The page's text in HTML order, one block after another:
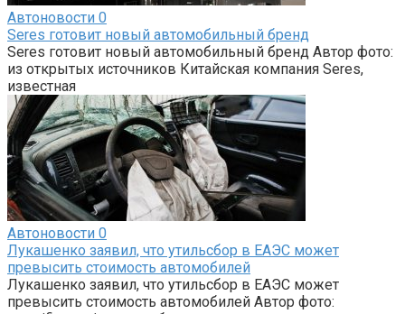
Автоновости 0
Seres готовит новый автомобильный бренд
Seres готовит новый автомобильный бренд Автор фото:
из открытых источников Китайская компания Seres,
известная
Автоновости 0
Лукашенко заявил, что утильсбор в ЕАЭС может
превысить стоимость автомобилей
Лукашенко заявил, что утильсбор в ЕАЭС может
превысить стоимость автомобилей Автор фото: